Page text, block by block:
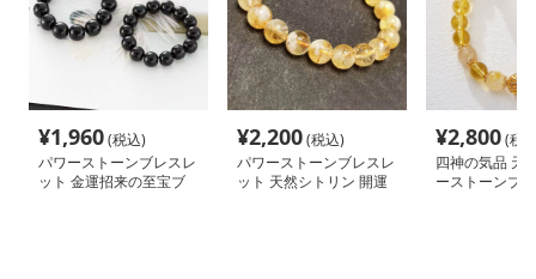
¥1,960(税込)
パワーストーンブレスレ
ット 金運招来の至宝ブ
¥2,200(税込)
パワーストーンブレスレ
ット 天然シトリン 開運
¥2,800(税
四神の気品 天
ーストーンブ